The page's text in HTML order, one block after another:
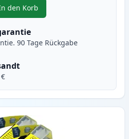
um anzupassen
den Korb
, 2 stück Brother LC1240M
90 Tage Rückgabe